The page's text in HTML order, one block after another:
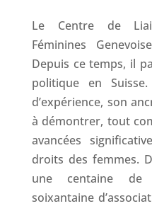
Le Centre de
Féminines
Depuis ce temps, il
politique en
d’expérience, son
à démontrer, tout
avancées
droits des femmes.
une centaine de
soixantaine